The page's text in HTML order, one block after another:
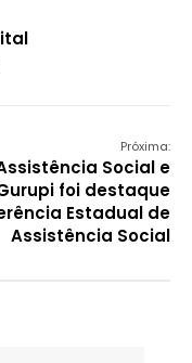
Próxima:
Social e
foi destaque
Estadual de
Assistência Social